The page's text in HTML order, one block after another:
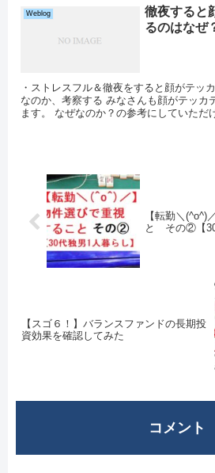
Weblog
徹夜すると
るのはなぜ
・ストレスフル＆徹夜をすると顔がテッ
なのか、考察する みなさんも顔がテッカ
ます。 なぜなのか？の参考にしていただ
【転勤＼(^o^)
と その②【30
【スゴ６！】バランスファンドの長期投
資効果を確認してみた
コメント